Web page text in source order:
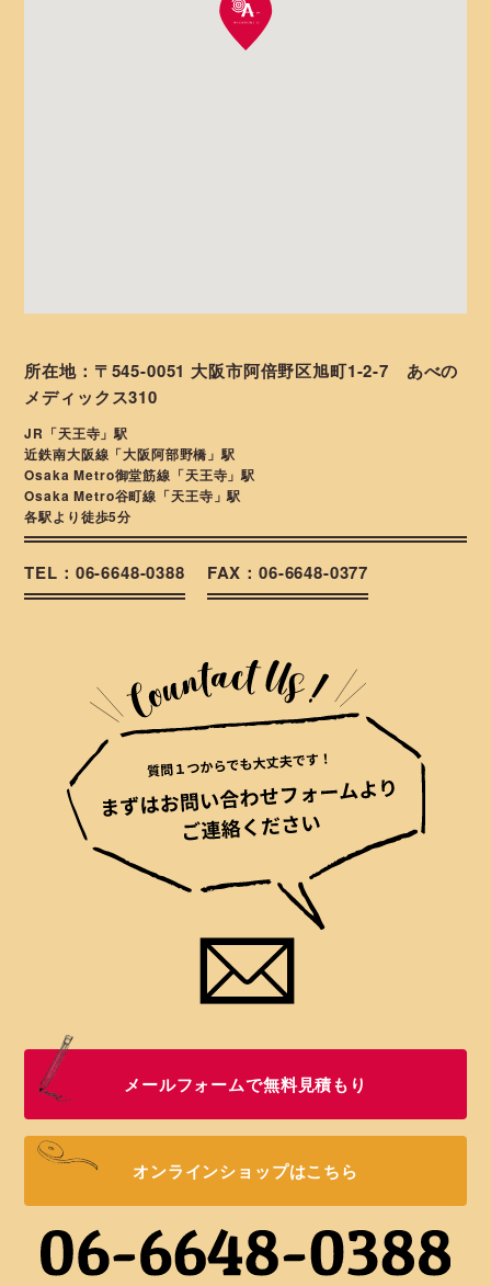
所在地：〒545-0051 大阪市阿倍野区旭町1-2-7 あべの
メディックス310
JR「天王寺」駅
近鉄南大阪線「大阪阿部野橋」駅
Osaka Metro御堂筋線「天王寺」駅
Osaka Metro谷町線「天王寺」駅
各駅より徒歩5分
TEL：06-6648-0388 FAX：06-6648-0377
メールフォームで無料見積もり
オンラインショップはこちら